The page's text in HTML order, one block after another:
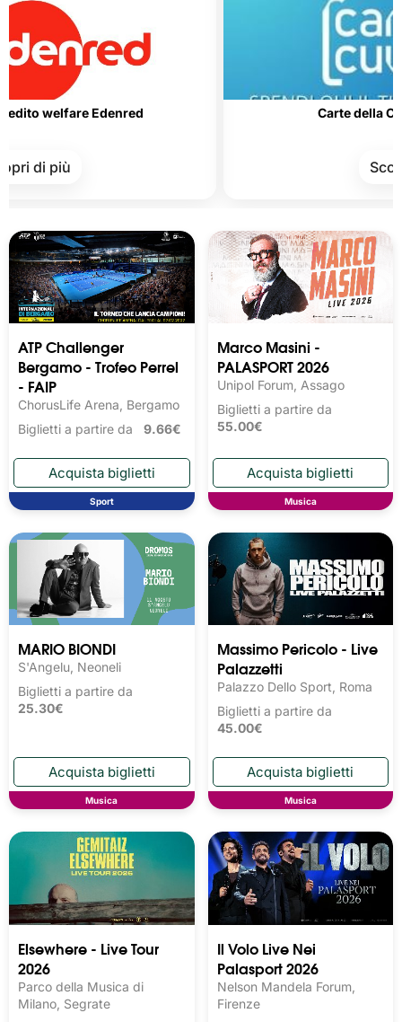
ATP Challenger
Bergamo - Trofeo Perrel
- FAIP
ChorusLife Arena, Bergamo
Biglietti a partire da 9.66€
Sport
Marco Masini -
PALASPORT 2026
Unipol Forum, Assago
Biglietti a partire da
55.00€
Musica
MARIO BIONDI
S'Angelu, Neoneli
Biglietti a partire da
25.30€
Musica
Massimo Pericolo - Live
Palazzetti
Palazzo Dello Sport, Roma
Biglietti a partire da
45.00€
Musica
Elsewhere - Live Tour
2026
Parco della Musica di
Milano, Segrate
Il Volo Live Nei
Palasport 2026
Nelson Mandela Forum,
Firenze
Edenred Carte della Cultura e
Scopri di più